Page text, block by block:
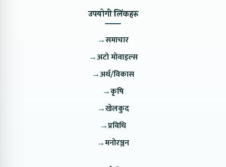
उपयोगी लिंकहरु
→समाचार
→अटो मोवाइल्स
→अर्थ/विकास
→कृषि
→खेलकुद
→प्रविधि
→मनोरञ्जन